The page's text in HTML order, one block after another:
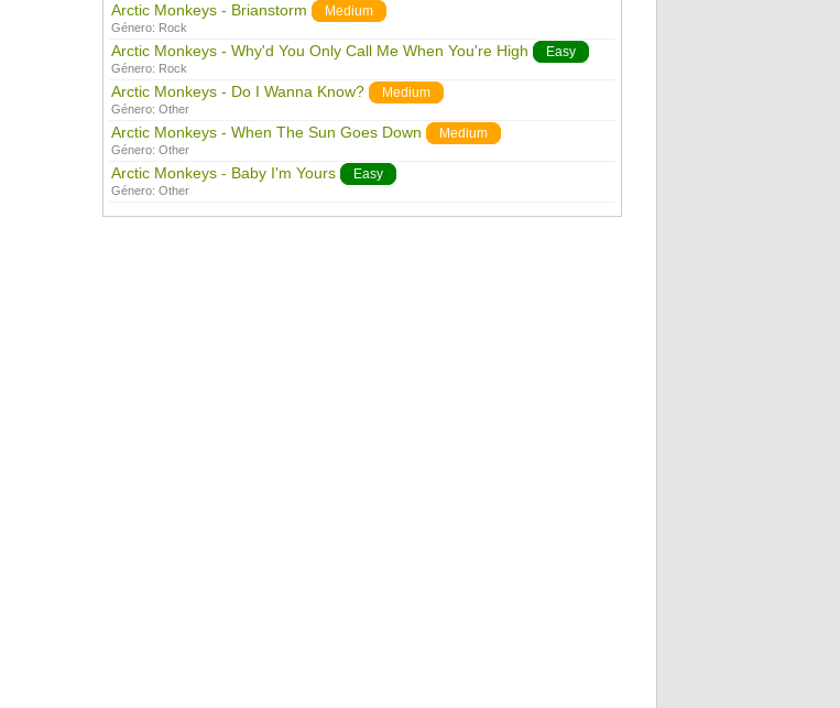
Arctic Monkeys - Brianstorm Medium
Género: Rock
Arctic Monkeys - Why'd You Only Call Me When You're High Easy
Género: Rock
Arctic Monkeys - Do I Wanna Know? Medium
Género: Other
Arctic Monkeys - When The Sun Goes Down Medium
Género: Other
Arctic Monkeys - Baby I'm Yours Easy
Género: Other